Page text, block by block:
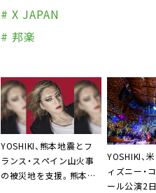
# X JAPAN
# 邦楽
YOSHIKI、熊本地震とフ
ランス・スペイン山火事
の被災地を支援。熊本に
YOSHIKI、
ィズニー・
ール公演2